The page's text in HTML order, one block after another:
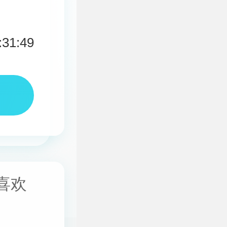
欢